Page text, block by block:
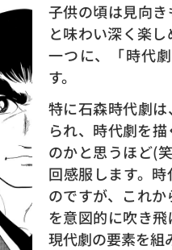
子供の頃は見向
と味わい深く楽
一つに、「時代
す。
特に石森時代劇
られ、時代劇を
のかと思うほど(
回感服します。
のですが、これ
を意図的に吹き飛
現代劇の要素を組